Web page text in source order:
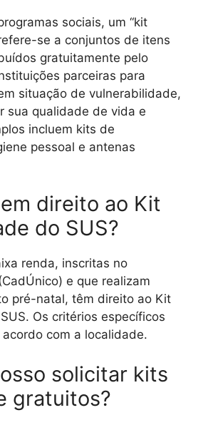
sociais, um “kit
se a conjuntos de itens
gratuitamente pelo
parceiras para
situação de vulnerabilidade,
sua qualidade de vida e
incluem kits de
pessoal e antenas
direito ao Kit
do SUS?
renda, inscritas no
e que realizam
pré-natal, têm direito ao Kit
Os critérios específicos
com a localidade.
solicitar kits
gratuitos?